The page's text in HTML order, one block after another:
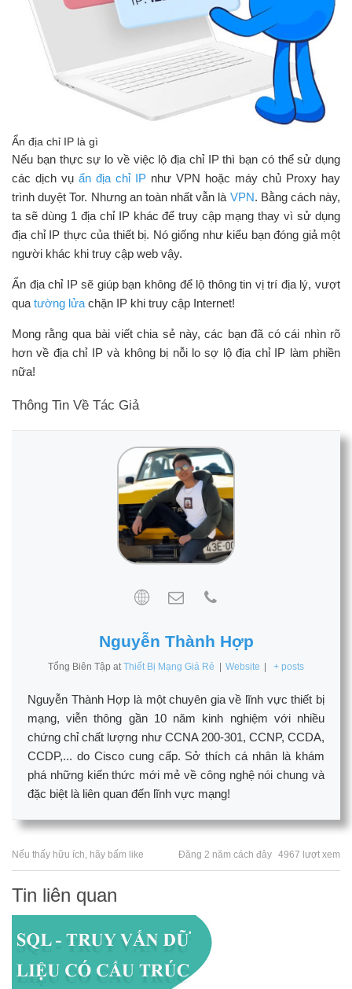
Ẩn địa chỉ IP là gì
Nếu bạn thực sự lo về việc lộ địa chỉ IP thì bạn có thể sử dụng
các dịch vụ ẩn địa chỉ IP như VPN hoặc máy chủ Proxy hay
trình duyệt Tor. Nhưng an toàn nhất vẫn là VPN. Bằng cách này,
ta sẽ dùng 1 địa chỉ IP khác để truy cập mạng thay vì sử dụng
địa chỉ IP thực của thiết bị. Nó giống như kiểu bạn đóng giả một
người khác khi truy cập web vậy.
Ẩn địa chỉ IP sẽ giúp bạn không để lộ thông tin vị trí địa lý, vượt
qua tường lửa chặn IP khi truy cập Internet!
Mong rằng qua bài viết chia sẻ này, các bạn đã có cái nhìn rõ
hơn về địa chỉ IP và không bị nỗi lo sợ lộ địa chỉ IP làm phiền
nữa!
Thông Tin Về Tác Giả
Nguyễn Thành Hợp
Tổng Biên Tập at Thiết Bị Mạng Giá Rẻ | Website | + posts
Nguyễn Thành Hợp là một chuyên gia về lĩnh vực thiết bị
mạng, viễn thông gần 10 năm kinh nghiệm với nhiều
chứng chỉ chất lượng như CCNA 200-301, CCNP, CCDA,
CCDP,... do Cisco cung cấp. Sở thích cá nhân là khám
phá những kiến thức mới mẻ về công nghệ nói chung và
đặc biệt là liên quan đến lĩnh vực mạng!
Nếu thấy hữu ích, hãy bấm like Đăng 2 năm cách đây 4967 lượt xem
Tin liên quan